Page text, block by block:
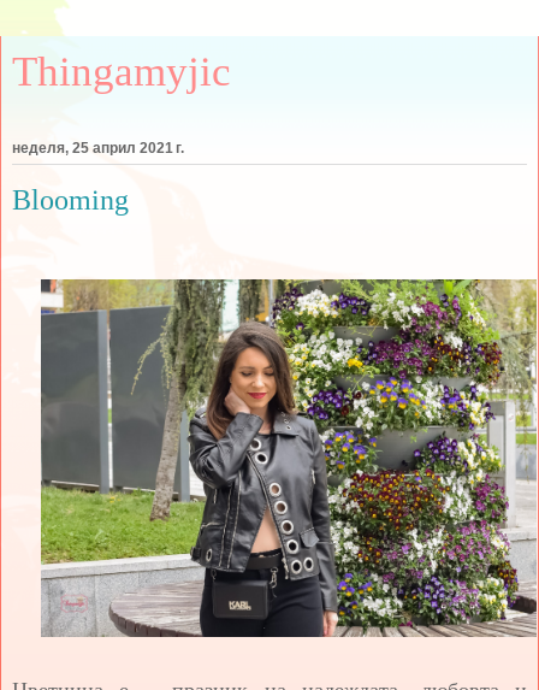
Thingamyjic
неделя, 25 април 2021 г.
Blooming